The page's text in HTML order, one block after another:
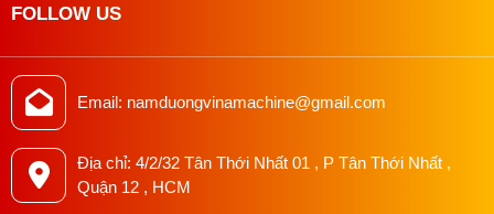
FOLLOW US
Email: namduongvinamachine@gmail.com
Địa chỉ: 4/2/32 Tân Thới Nhất 01 , P Tân Thới Nhất ,
Quận 12 , HCM